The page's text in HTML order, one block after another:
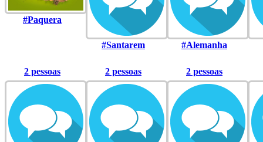
#Paquera
#Santarem #Alemanha
2 pessoas 2 pessoas 2 pessoas